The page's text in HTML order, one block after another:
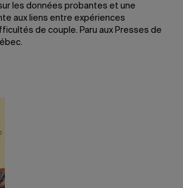
les données probantes et une
aux liens entre expériences
de couple. Paru aux Presses de